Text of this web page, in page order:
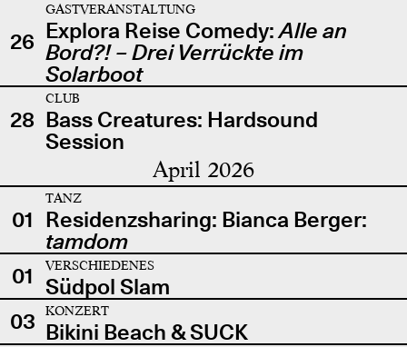
26
GASTVERANSTALTUNG
Explora Reise Comedy:Alle an
Bord?! – Drei Verrückte im
Solarboot
28
CLUB
Bass Creatures: Hardsound
Session
April 2026
01
TANZ
Residenzsharing: Bianca Berger:
tamdom
01
VERSCHIEDENES
Südpol Slam
03
KONZERT
Bikini Beach & SUCK